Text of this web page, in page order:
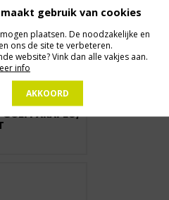
gebruik van cookies
plaatsen. De noodzakelijke en
ons de site te verbeteren.
website? Vink dan alle vakjes aan.
info
AKKOORD